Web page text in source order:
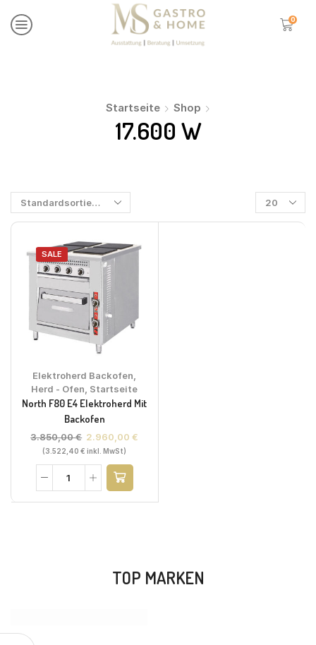
0
Startseite Shop
17.600 W
SALE
Elektroherd Backofen
Herd - Ofen Startseite
North F80 E4 Elektroherd Mit
Backofen
3.850,00€ 2.960,00€
(3.522,40€ inkl. MwSt)
TOP MARKEN